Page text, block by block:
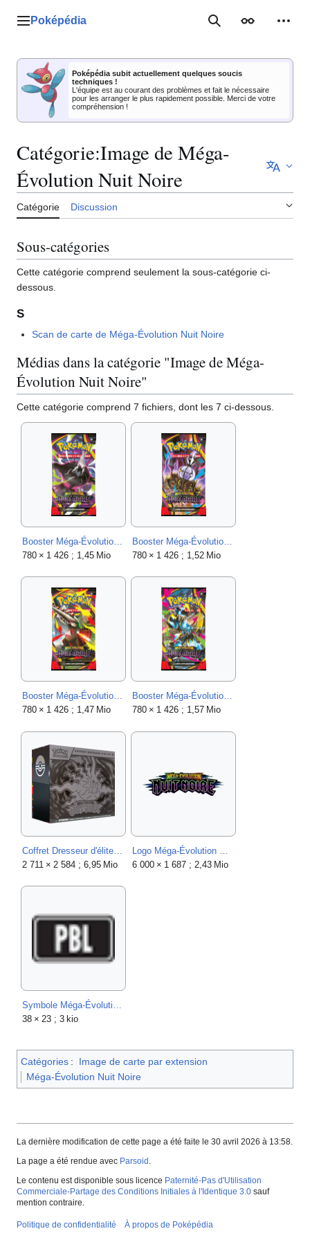
Menu principal
Poképédia RechercherApparence
Poképédia subit actuellement quelques soucis
techniques !
L'équipe est au courant des problèmes et fait le nécessaire
pour les arranger le plus rapidement possible. Merci de votre
compréhension !
Catégorie:Image de Méga-
Évolution Nuit Noire
Catégorie Discussion
Sous-catégories
Cette catégorie comprend seulement la sous-catégorie ci-
dessous.
S
Scan de carte de Méga-Évolution Nuit Noire
Médias dans la catégorie "Image de Méga-
Évolution Nuit Noire"
Cette catégorie comprend 7 fichiers, dont les 7 ci-dessous.
780 × 1 426 ; 1,45 Mio
780 × 1 426 ; 1,52 Mio
Booster Méga-Évolution Nuit Noire Méga-Minotaupe.png
780 × 1 426 ; 1,47 Mio
Booster Méga-Évolution Nuit Noire Méga-Zeraora.png
780 × 1 426 ; 1,57 Mio
2 711 × 2 584 ; 6,95 Mio
6 000 × 1 687 ; 2,43 Mio
Symbole Méga-Évolution Nuit Noire JCC.png
38 × 23 ; 3 kio
Catégories :
Image de carte par extension
Méga-Évolution Nuit Noire
La dernière modification de cette page a été faite le 30 avril 2026 à 13:58.
La page a été rendue avec Parsoid .
Le contenu est disponible sous licence Paternité-Pas d'Utilisation
Commerciale-Partage des Conditions Initiales à l'Identique 3.0 sauf
mention contraire.
Politique de confidentialité À propos de Poképédia